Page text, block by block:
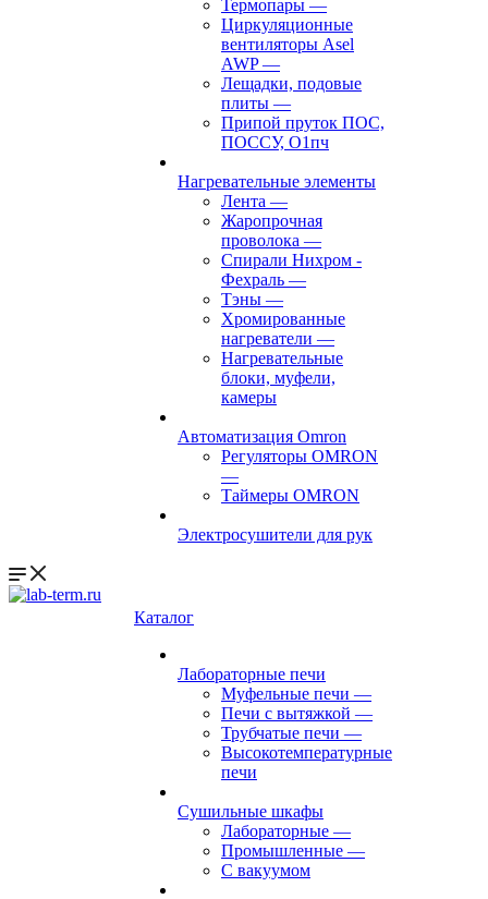
Термопары —
Циркуляционные
вентиляторы Asel
AWP—
Лещадки, подовые
плиты —
Припой пруток ПОС,
ПОССУ, О1пч
Нагревательные элементы
Лента —
Жаропрочная
проволока —
Спирали Нихром -
Фехраль —
Тэны —
Хромированные
нагреватели —
Нагревательные
блоки, муфели,
камеры
Автоматизация Omron
Регуляторы OMRON
—
Таймеры OMRON
Электросушители для рук
Каталог
Лабораторные печи
Муфельные печи —
Печи с вытяжкой —
Трубчатые печи —
Высокотемпературные
печи
Сушильные шкафы
Лабораторные —
Промышленные —
С вакуумом